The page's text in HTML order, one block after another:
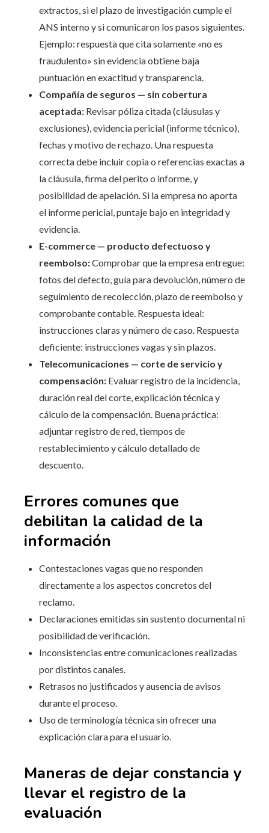
extractos, si el plazo de investigación cumple el
ANS interno y si comunicaron los pasos siguientes.
Ejemplo: respuesta que cita solamente «no es
fraudulento» sin evidencia obtiene baja
puntuación en exactitud y transparencia.
Compañía de seguros — sin cobertura
aceptada: Revisar póliza citada (cláusulas y
exclusiones), evidencia pericial (informe técnico),
fechas y motivo de rechazo. Una respuesta
correcta debe incluir copia o referencias exactas a
la cláusula, firma del perito o informe, y
posibilidad de apelación. Si la empresa no aporta
el informe pericial, puntaje bajo en integridad y
evidencia.
E-commerce — producto defectuoso y
reembolso:Comprobar que la empresa entregue:
fotos del defecto, guía para devolución, número de
seguimiento de recolección, plazo de reembolso y
comprobante contable. Respuesta ideal:
instrucciones claras y número de caso. Respuesta
deficiente: instrucciones vagas y sin plazos.
Telecomunicaciones — corte de servicio y
compensación: Evaluar registro de la incidencia,
duración real del corte, explicación técnica y
cálculo de la compensación. Buena práctica:
adjuntar registro de red, tiempos de
restablecimiento y cálculo detallado de
descuento.
Errores comunes que
debilitan la calidad de la
información
Contestaciones vagas que no responden
directamente a los aspectos concretos del
reclamo.
Declaraciones emitidas sin sustento documental ni
posibilidad de verificación.
Inconsistencias entre comunicaciones realizadas
por distintos canales.
Retrasos no justificados y ausencia de avisos
durante el proceso.
Uso de terminología técnica sin ofrecer una
explicación clara para el usuario.
Maneras de dejar constancia y
llevar el registro de la
evaluación